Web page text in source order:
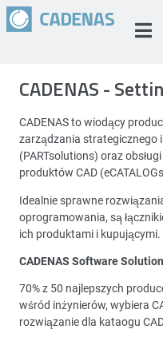
CADENAS -
CADENAS to wiodący
zarządzania strategicznego
(PARTsolutions) oraz
produktów CAD
Idealnie sprawne
oprogramowania, są
ich produktami i kupującymi.
CADENAS Software
70% z 50 najlepszych
wśród inżynierów, wybiera
rozwiązanie dla kataogu